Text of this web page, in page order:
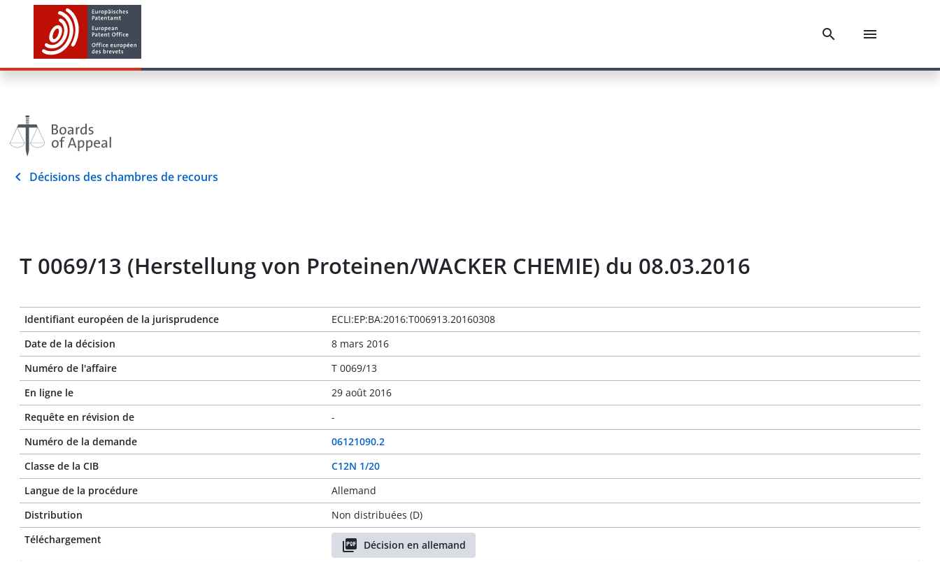
Décisions des chambres de recours
T 0069/13 (Herstellung von Proteinen/WACKER CHEMIE) du 08.03.2016
Identifiant européen de la jurisprudence
ECLI:EP:BA:2016:T006913.20160308
Date de la décision
8 mars 2016
Numéro de l'affaire
T 0069/13
En ligne le
29 août 2016
Requête en révision de
-
Numéro de la demande
06121090.2
Classe de la CIB
C12N 1/20
Langue de la procédure
Allemand
Distribution
Non distribuées (D)
Téléchargement
Décision en allemand